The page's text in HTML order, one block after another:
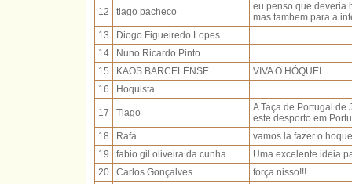
12 tiago pacheco
eu penso que deveria
mas tambem para a
13
Diogo Figueiredo Lopes
14
Nuno Ricardo Pinto
15
KAOS BARCELENSE
VIVA O HÓQUEI
16
Hoquista
17 Tiago
A Taça de Portugal de
este desporto em
18
Rafa
vamos la fazer o
19
fabio gil oliveira da cunha
Uma excelente ideia
20
Carlos Gonçalves
força nisso!!!